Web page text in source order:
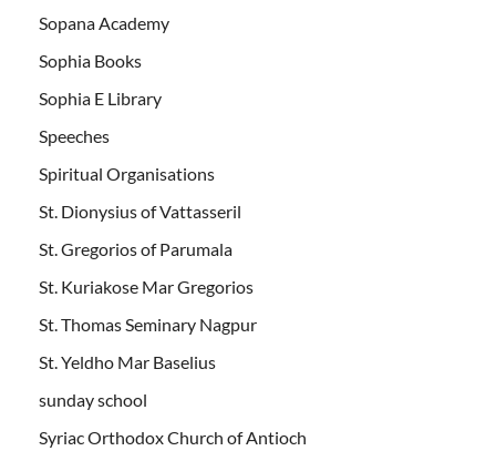
Sopana Academy
Sophia Books
Sophia E Library
Speeches
Spiritual Organisations
St. Dionysius of Vattasseril
St. Gregorios of Parumala
St. Kuriakose Mar Gregorios
St. Thomas Seminary Nagpur
St. Yeldho Mar Baselius
sunday school
Syriac Orthodox Church of Antioch